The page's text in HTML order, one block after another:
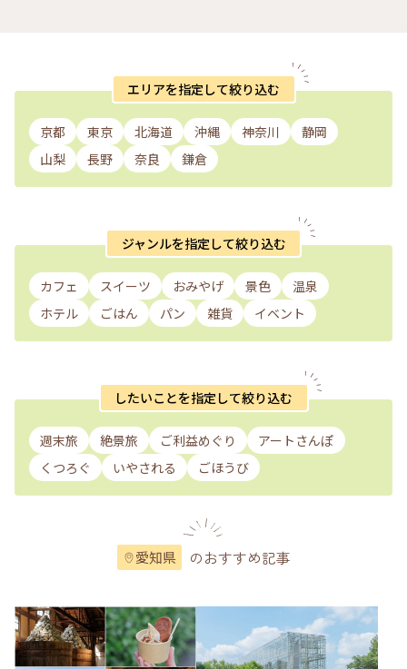
エリアを指定して絞り込む
京都 東京 北海道 沖縄 神奈川
静岡
山梨
長野 奈良 鎌倉
ジャンルを指定して絞り込む
カフェ スイーツ おみやげ 景色
温泉
ホテル
ごはん パン 雑貨 イベント
したいことを指定して絞り込む
週末旅 絶景旅 ご利益めぐり
アートさんぽ
くつろぐ
いやされる ごほうび
愛知県 のおすすめ記事